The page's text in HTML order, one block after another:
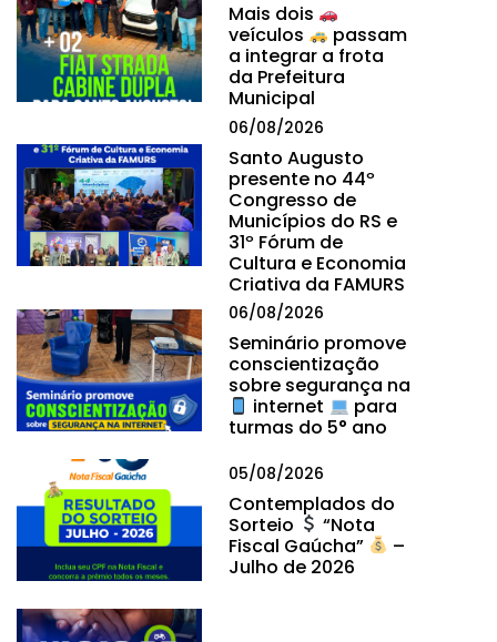
Mais dois
veículos
passam
a integrar a frota
da Prefeitura
Municipal
06/08/2026
Santo Augusto
presente no 44º
Congresso de
Municípios do RS e
31º Fórum de
Cultura e Economia
Criativa da FAMURS
06/08/2026
Seminário promove
conscientização
sobre segurança na
internet
para
turmas do 5° ano
05/08/2026
Contemplados do
Sorteio
“Nota
Fiscal Gaúcha”
–
Julho de 2026